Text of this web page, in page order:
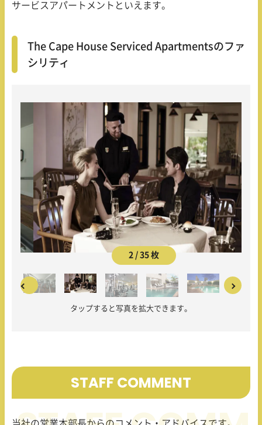
サービスアパートメントといえます。
The Cape House Serviced Apartmentsのファ
シリティ
2 / 35 枚
タップすると写真を拡大できます。
STAFF COMMENT
当社の営業本部長からのコメント・アドバイスです。